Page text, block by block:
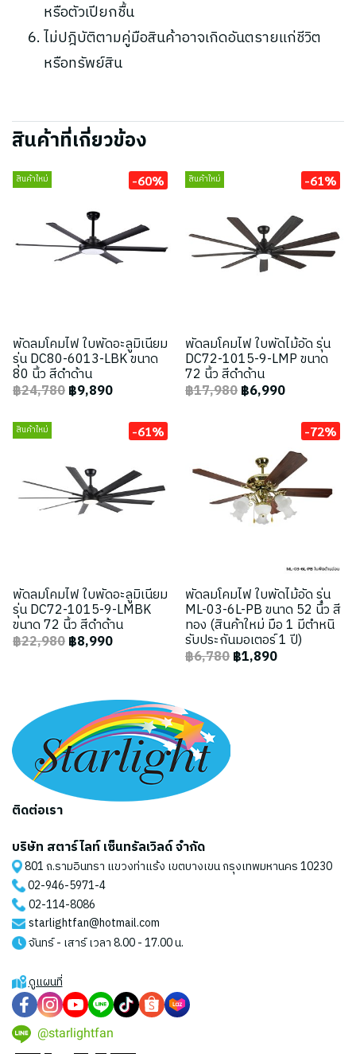
หรือตัวเปียกชื้น
ไม่ปฎิบัติตามคู่มือสินค้าอาจเกิดอันตรายแก่ชีวิต
หรือทรัพย์สิน
สินค้าที่เกี่ยวข้อง
สินค้าใหม่ -60%
พัดลมโคมไฟ ใบพัดอะลูมิเนียม
รุ่น DC80-6013-LBK ขนาด
80 นิ้ว สีดำด้าน
฿24,780฿9,890
สินค้าใหม่ -61%
พัดลมโคมไฟ ใบพัดไม้อัด รุ่น
DC72-1015-9-LMP ขนาด
72 นิ้ว สีดำด้าน
฿17,980฿6,990
สินค้าใหม่ -61%
พัดลมโคมไฟ ใบพัดอะลูมิเนียม
รุ่น DC72-1015-9-LMBK
ขนาด 72 นิ้ว สีดำด้าน
฿22,980฿8,990
-72%
พัดลมโคมไฟ ใบพัดไม้อัด รุ่น
ML-03-6L-PB ขนาด 52 นิ้ว สี
ทอง (สินค้าใหม่ มือ 1 มีตำหนิ
รับประกันมอเตอร์ 1 ปี)
฿6,780฿1,890
ติดต่อเรา
บริษัท สตาร์ไลท์ เซ็นทรัลเวิลด์ จำกัด
801 ถ.รามอินทรา แขวงท่าแร้ง เขตบางเขน กรุงเทพมหานคร 10230
02-946-5971-4
02-114-8086
starlightfan@hotmail.com
จันทร์ - เสาร์ เวลา 8.00 - 17.00 น.
ดูแผนที่
@starlightfan